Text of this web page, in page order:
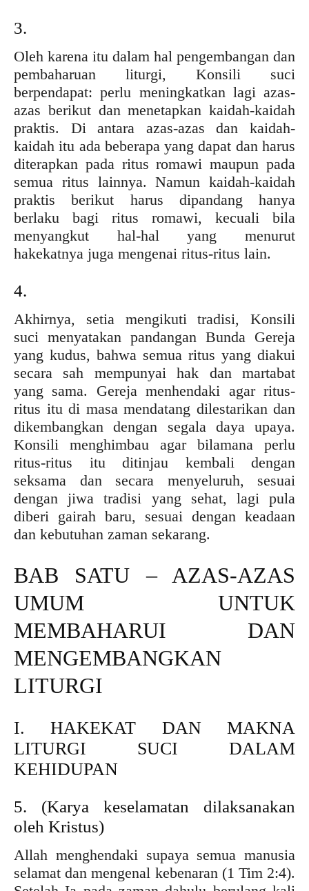
3.
Oleh karena itu dalam hal pengembangan dan
pembaharuan liturgi, Konsili suci
berpendapat: perlu meningkatkan lagi azas-
azas berikut dan menetapkan kaidah-kaidah
praktis. Di antara azas-azas dan kaidah-
kaidah itu ada beberapa yang dapat dan harus
diterapkan pada ritus romawi maupun pada
semua ritus lainnya. Namun kaidah-kaidah
praktis berikut harus dipandang hanya
berlaku bagi ritus romawi, kecuali bila
menyangkut hal-hal yang menurut
hakekatnya juga mengenai ritus-ritus lain.
4.
Akhirnya, setia mengikuti tradisi, Konsili
suci menyatakan pandangan Bunda Gereja
yang kudus, bahwa semua ritus yang diakui
secara sah mempunyai hak dan martabat
yang sama. Gereja menhendaki agar ritus-
ritus itu di masa mendatang dilestarikan dan
dikembangkan dengan segala daya upaya.
Konsili menghimbau agar bilamana perlu
ritus-ritus itu ditinjau kembali dengan
seksama dan secara menyeluruh, sesuai
dengan jiwa tradisi yang sehat, lagi pula
diberi gairah baru, sesuai dengan keadaan
dan kebutuhan zaman sekarang.
BAB SATU – AZAS-AZAS
UMUM UNTUK
MEMBAHARUI DAN
MENGEMBANGKAN
LITURGI
I. HAKEKAT DAN MAKNA
LITURGI SUCI DALAM
KEHIDUPAN
5. (Karya keselamatan dilaksanakan
oleh Kristus)
Allah menghendaki supaya semua manusia
selamat dan mengenal kebenaran (1 Tim 2:4).